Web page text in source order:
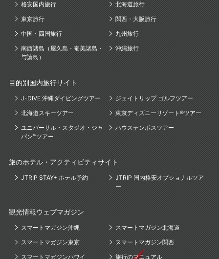
格安国内旅行
北海道旅行
東京旅行
関西・大阪旅行
中国・四国旅行
九州旅行
南西諸島（屋久島・奄美諸島・
与論島）
沖縄旅行
目的別国内旅行サイト
J-DIVE 沖縄ダイビングツアー
ジェイトリップ ゴルフツアー
北海道スキーツアー
東京ディズニーリゾート®ツアー
ユニバーサル・スタジオ・ジャ
パン™ツアー
ハウステンボスツアー
旅のホテル・アクティビティサイト
JTRIP STAY+ ホテル予約
JTRIP 国内格安オプショナルツア
ー
観光情報ウェブマガジン
スマートマガジン沖縄
スマートマガジン北海道
スマートマガジン東京
スマートマガジン関西
スマートマガジンハワイ
旅行のマニュアル